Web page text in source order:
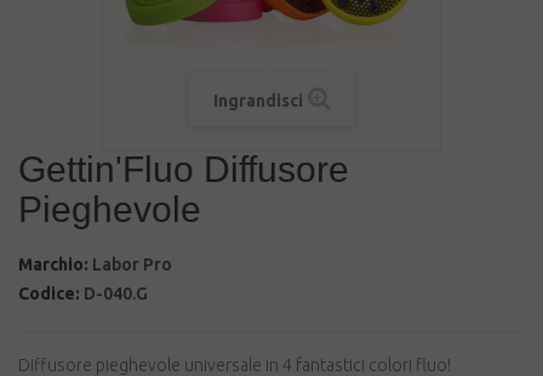
Ingrandisci
Gettin'Fluo Diffusore
Pieghevole
Marchio: Labor Pro
Codice: D-040.G
Diffusore pieghevole universale in 4 fantastici colori fluo!